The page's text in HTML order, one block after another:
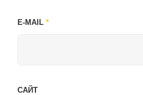
E-MAIL *
САЙТ